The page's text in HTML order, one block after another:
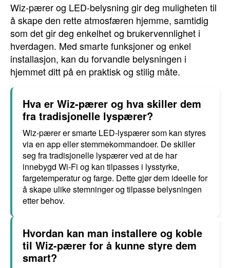
Wiz-pærer og LED-belysning gir deg muligheten til
å skape den rette atmosfæren hjemme, samtidig
som det gir deg enkelhet og brukervennlighet i
hverdagen. Med smarte funksjoner og enkel
installasjon, kan du forvandle belysningen i
hjemmet ditt på en praktisk og stilig måte.
Hva er Wiz-pærer og hva skiller dem
fra tradisjonelle lyspærer?
Wiz-pærer er smarte LED-lyspærer som kan styres
via en app eller stemmekommandoer. De skiller
seg fra tradisjonelle lyspærer ved at de har
innebygd Wi-Fi og kan tilpasses i lysstyrke,
fargetemperatur og farge. Dette gjør dem ideelle for
å skape ulike stemninger og tilpasse belysningen
etter behov.
Hvordan kan man installere og koble
til Wiz-pærer for å kunne styre dem
smart?